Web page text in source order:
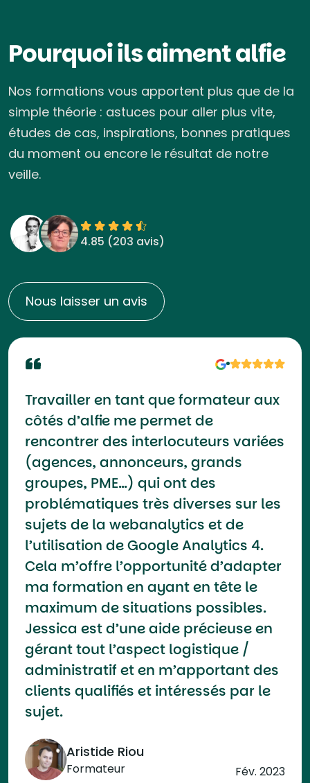
Pourquoi ils aiment alfie
Nos formations vous apportent plus que de la
simple théorie : astuces pour aller plus vite,
études de cas, inspirations, bonnes pratiques
du moment ou encore le résultat de notre
veille.
4.85 (203 avis)
Nous laisser un avis
Travailler en tant que formateur aux
côtés d’alfie me permet de
rencontrer des interlocuteurs variées
(agences, annonceurs, grands
groupes, PME…) qui ont des
problématiques très diverses sur les
sujets de la webanalytics et de
l’utilisation de Google Analytics 4.
Cela m’offre l’opportunité d’adapter
ma formation en ayant en tête le
maximum de situations possibles.
Jessica est d’une aide précieuse en
gérant tout l’aspect logistique /
administratif et en m’apportant des
clients qualifiés et intéressés par le
sujet.
Aristide Riou
Formateur Fév. 2023